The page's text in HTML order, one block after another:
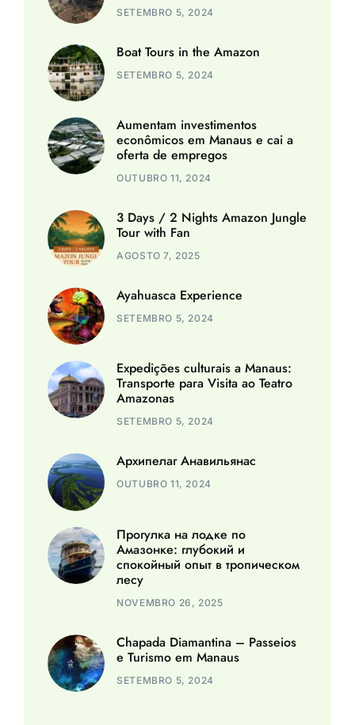
SETEMBRO 5, 2024
Boat Tours in the Amazon
SETEMBRO 5, 2024
Aumentam investimentos
econômicos em Manaus e cai a
oferta de empregos
OUTUBRO 11, 2024
3 Days / 2 Nights Amazon Jungle
Tour with Fan
AGOSTO 7, 2025
Ayahuasca Experience
SETEMBRO 5, 2024
Expedições culturais a Manaus:
Transporte para Visita ao Teatro
Amazonas
SETEMBRO 5, 2024
Архипелаг Анавильянас
OUTUBRO 11, 2024
Прогулка на лодке по
Амазонке: глубокий и
спокойный опыт в тропическом
лесу
NOVEMBRO 26, 2025
Chapada Diamantina – Passeios
e Turismo em Manaus
SETEMBRO 5, 2024